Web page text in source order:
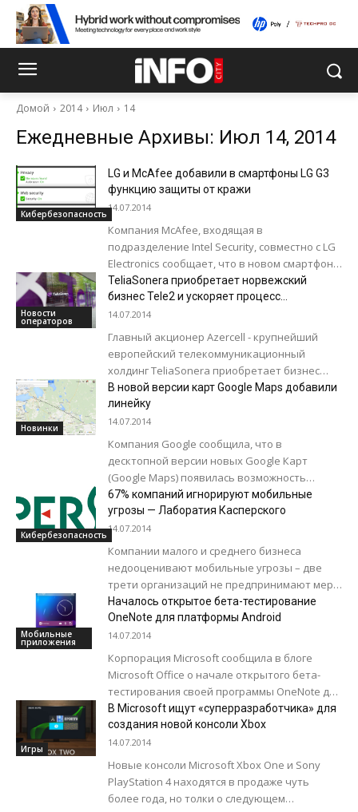
Домой 2014 Июл 14
Ежедневные Архивы: Июл 14, 2014
Кибербезопасность
LG и McAfee добавили в смартфоны LG G3
функцию защиты от кражи
14.07.2014
Компания McAfee, входящая в
подразделение Intel Security, совместно с LG
Electronics сообщает, что в новом смартфоне
LG G3 предустановлен антивирус McAfee
Mobile Security с...
Новости
операторов
TeliaSonera приобретает норвежский
бизнес Tele2 и ускоряет процесс
развертывания 4G по всей стране
14.07.2014
Главный акционер Azercell - крупнейший
европейский телекоммуникационный
холдинг TeliaSonera приобретает бизнес
Tele2 в Норвегии. Компания также обязуется
охватить 98% населения сетью 4G к 2016...
Новинки
В новой версии карт Google Maps добавили
линейку
14.07.2014
Компания Google сообщила, что в
десктопной версии новых Google Карт
(Google Maps) появилась возможность
измерять расстояния между двумя и более
точками. Чтобы измерить расстояние,
потребуется...
Кибербезопасность
67% компаний игнорируют мобильные
угрозы — Лаборатия Касперского
14.07.2014
Компании малого и среднего бизнеса
недооценивают мобильные угрозы – две
трети организаций не предпринимают мер
для защиты смартфонов сотрудников. Об
этом говорят результаты исследования,...
Мобильные
приложения
Началось открытое бета-тестирование
OneNote для платформы Android
14.07.2014
Корпорация Microsoft сообщила в блоге
Microsoft Office о начале открытого бета-
тестирования своей программы OneNote для
Android. Да, OneNote уже доступна для
установки на данной...
Игры
В Microsoft ищут «суперразработчика» для
создания новой консоли Xbox
14.07.2014
Новые консоли Microsoft Xbox One и Sony
PlayStation 4 находятся в продаже чуть
более года, но толки о следующем